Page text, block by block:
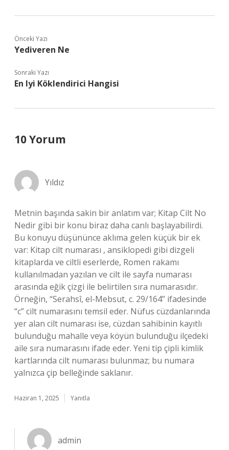
Önceki Yazı
Yediveren Ne
Sonraki Yazı
En Iyi Köklendirici Hangisi
10 Yorum
Yıldız
Metnin başında sakin bir anlatım var; Kitap Cilt No
Nedir gibi bir konu biraz daha canlı başlayabilirdi.
Bu konuyu düşününce aklıma gelen küçük bir ek
var: Kitap cilt numarası , ansiklopedi gibi dizgeli
kitaplarda ve ciltli eserlerde, Romen rakamı
kullanılmadan yazılan ve cilt ile sayfa numarası
arasında eğik çizgi ile belirtilen sıra numarasıdır.
Örneğin, “Serahsî, el-Mebsut, c. 29/164” ifadesinde
“c” cilt numarasını temsil eder. Nüfus cüzdanlarında
yer alan cilt numarası ise, cüzdan sahibinin kayıtlı
bulunduğu mahalle veya köyün bulunduğu ilçedeki
aile sıra numarasını ifade eder. Yeni tip çipli kimlik
kartlarında cilt numarası bulunmaz; bu numara
yalnızca çip belleğinde saklanır.
Haziran 1, 2025 Yanıtla
admin